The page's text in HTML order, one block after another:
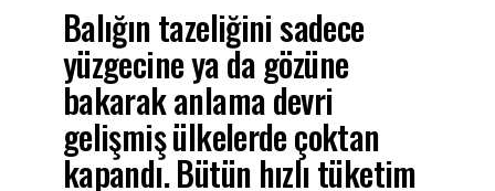
Balığın tazeliğini sadece
yüzgecine ya da gözüne
bakarak anlama devri
gelişmiş ülkelerde çoktan
kapandı. Bütün hızlı tüketim